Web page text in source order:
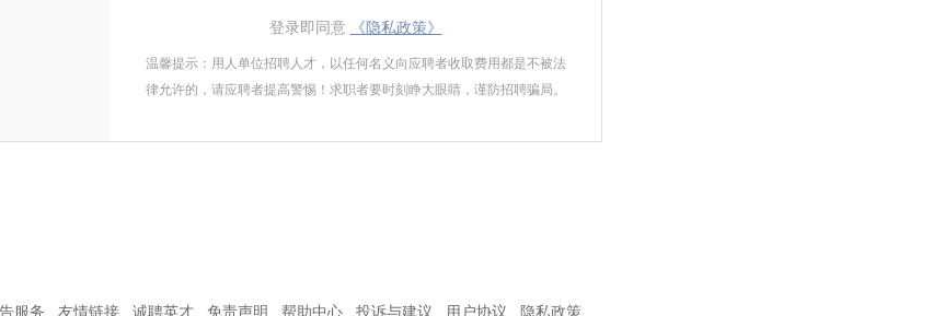
登录即同意 《隐私政策》
温馨提示：用人单位招聘人才，以任何名义向应聘者收取费用都是不被法
律允许的，请应聘者提高警惕！求职者要时刻睁大眼睛，谨防招聘骗局。
服务 友情链接 诚聘英才 免责声明 帮助中心 投诉与建议 用户协议 隐私政策